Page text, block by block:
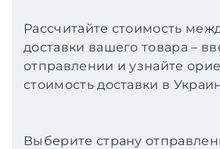
Рассчитайте стоимость
доставки вашего товара –
отправлении и узнайте
стоимость доставки в
Выберите страну